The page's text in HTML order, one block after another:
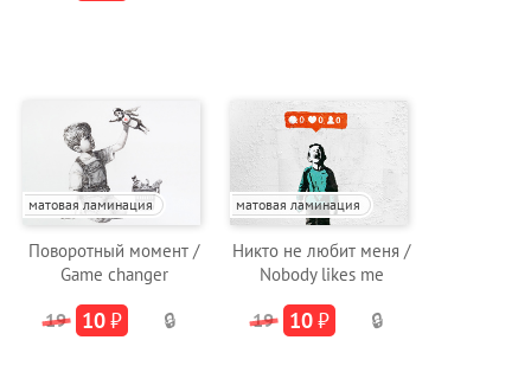
матовая ламинация
Поворотный момент /
Game changer
19 10₽ 🔒
матовая ламинация
Никто не любит меня /
Nobody likes me
19 10₽ 🔒